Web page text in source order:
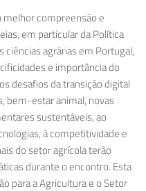
compreensão e
em particular daPolítica
ciências agrárias em Portugal,
e importância do
desafios da transição digital
bem-estar animal, novas
sustentáveis, ao
à competitividade e
do setor agrícola terão
durante o encontro. Esta
para a Agricultura e o Setor